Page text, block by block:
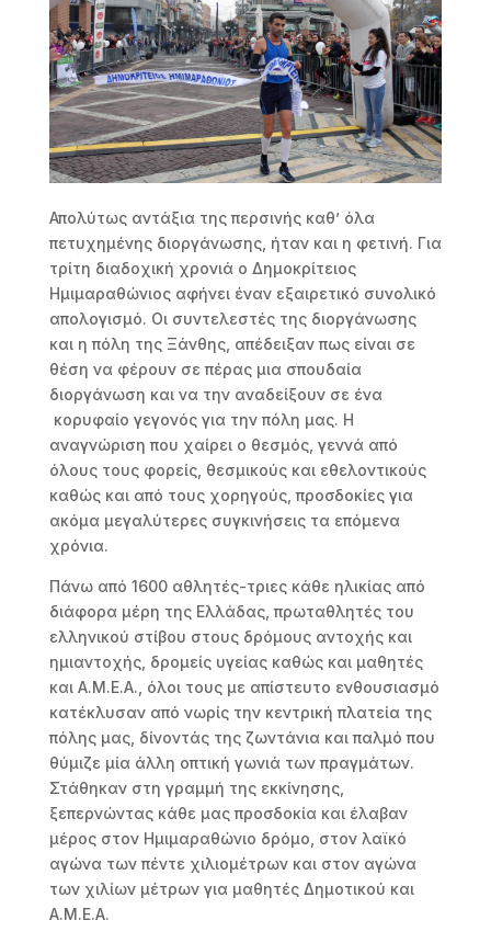
Απολύτως αντάξια της περσινής καθ’ όλα
πετυχημένης διοργάνωσης, ήταν και η φετινή. Για
τρίτη διαδοχική χρονιά ο Δημοκρίτειος
Ημιμαραθώνιος αφήνει έναν εξαιρετικό συνολικό
απολογισμό. Οι συντελεστές της διοργάνωσης
και η πόλη της Ξάνθης, απέδειξαν πως είναι σε
θέση να φέρουν σε πέρας μια σπουδαία
διοργάνωση και να την αναδείξουν σε ένα
κορυφαίο γεγονός για την πόλη μας. Η
αναγνώριση που χαίρει ο θεσμός, γεννά από
όλους τους φορείς, θεσμικούς και εθελοντικούς
καθώς και από τους χορηγούς, προσδοκίες για
ακόμα μεγαλύτερες συγκινήσεις τα επόμενα
χρόνια.
Πάνω από 1600 αθλητές-τριες κάθε ηλικίας από
διάφορα μέρη της Ελλάδας, πρωταθλητές του
ελληνικού στίβου στους δρόμους αντοχής και
ημιαντοχής, δρομείς υγείας καθώς και μαθητές
και Α.Μ.Ε.Α., όλοι τους με απίστευτο ενθουσιασμό
κατέκλυσαν από νωρίς την κεντρική πλατεία της
πόλης μας, δίνοντάς της ζωντάνια και παλμό που
θύμιζε μία άλλη οπτική γωνιά των πραγμάτων.
Στάθηκαν στη γραμμή της εκκίνησης,
ξεπερνώντας κάθε μας προσδοκία και έλαβαν
μέρος στον Ημιμαραθώνιο δρόμο, στον λαϊκό
αγώνα των πέντε χιλιομέτρων και στον αγώνα
των χιλίων μέτρων για μαθητές Δημοτικού και
Α.Μ.Ε.Α.